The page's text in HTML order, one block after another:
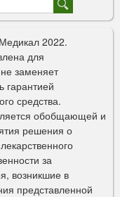
2022.
для
заменяет
гарантией
средства.
обобщающей и
решения о
за
возникшие в
представленной